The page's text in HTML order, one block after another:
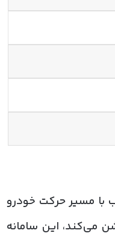
با مسیر حرکت خودرو
می‌کند، این سامانه